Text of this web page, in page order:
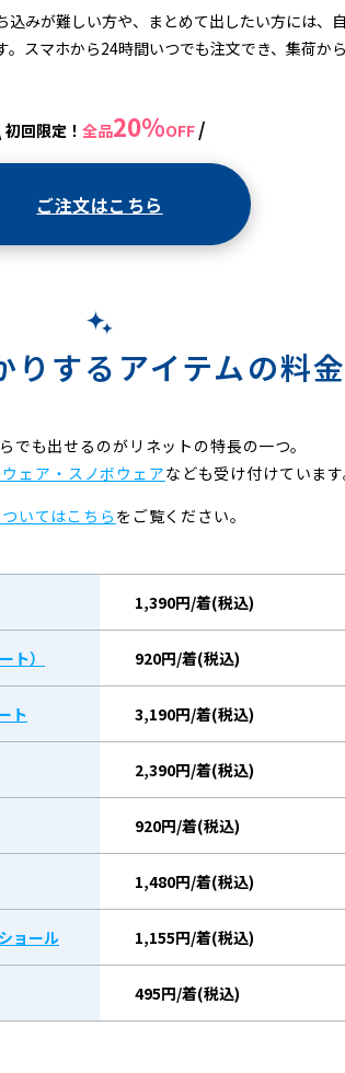
込みが難しい方や、まとめて出したい方には、
。スマホから24時間いつでも注文でき、集荷か
初回限定！ 全品20%OFF /
ご注文はこちら
りするアイテムの料
でも出せるのがリネットの特長の一つ。
ェア・スノボウェアなども受け付けていま
いてはこちら をご覧ください。
1,390円/着(税込)
ト） 920円/着(税込)
ト 3,190円/着(税込)
2,390円/着(税込)
920円/着(税込)
1,480円/着(税込)
ョール 1,155円/着(税込)
495円/着(税込)